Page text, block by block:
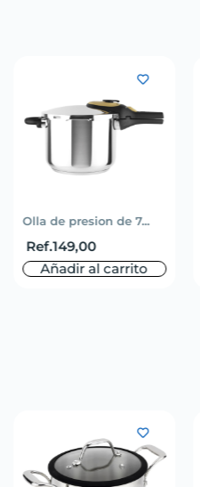
Olla de presion de 7...
Ref.149,00
Añadir al carrito